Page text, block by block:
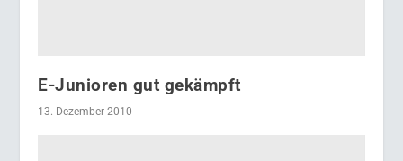
E-Junioren gut gekämpft
13. Dezember 2010